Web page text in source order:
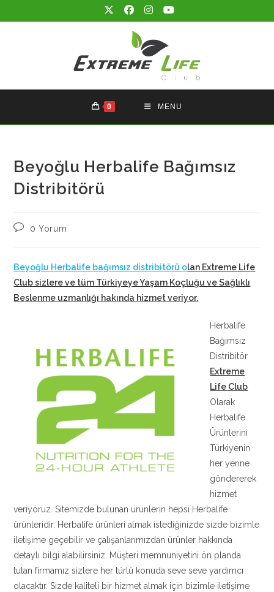
to
0 MENU
Beyoğlu Herbalife Bağımsız
Distribitörü
Post0 Yorum
Beyoğlu Herbalife bağımsız distribitörü olan Extreme Life
Club sizlere ve tüm Türkiyeye Yaşam Koçluğu ve Sağlıklı
Beslenme uzmanlığı hakında hizmet veriyor.
Herbalife
Bağımsız
Distribitör
Extreme
Life Club
Olarak
Herbalife
Ürünlerini
Türkiyenin
her yerine
göndererek
hizmet
veriyoruz. Sitemizde bulunan ürünlerin hepsi Herbalife
ürünleridir. Herbalife ürünleri almak istediğinizde sizde bizimle
iletişime geçebilir ve çalışanlarımızdan ürünler hakkında
detaylı bilgi alabilirsiniz. Müşteri memnuniyetini ön planda
tutan firmamız sizlere her türlü konuda seve seve yardımcı
olacaktır. Sizde kaliteli bir hizmet almak için bizimle iletişime